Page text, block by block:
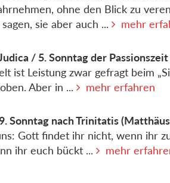
ohne den Blick zu
sie aber auch ...
mehr
/ 5. Sonntag der Passionszeit
ist Leistung zwar gefragt beim
Aber in ...
mehr erfahren
Sonntag nach Trinitatis
Gott findet ihr nicht, wenn ihr
ihr euch bückt ...
mehr